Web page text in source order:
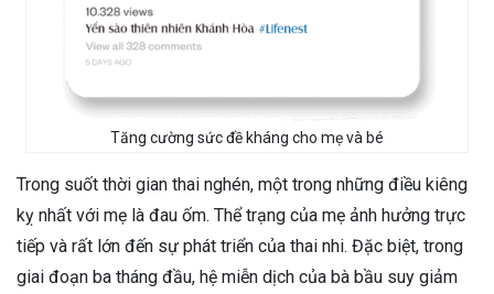
Tăng cường sức đề kháng cho mẹ và bé
Trong suốt thời gian thai nghén, một trong những điều kiêng
kỵ nhất với mẹ là đau ốm. Thể trạng của mẹ ảnh hưởng trực
tiếp và rất lớn đến sự phát triển của thai nhi. Đặc biệt, trong
giai đoạn ba tháng đầu, hệ miễn dịch của bà bầu suy giảm